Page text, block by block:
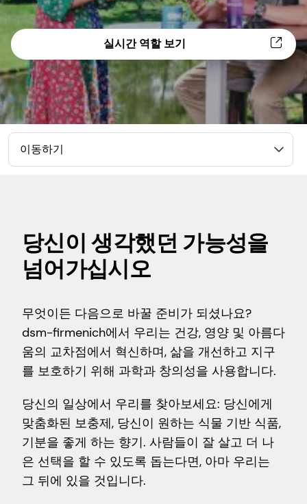
실시간 역할 보기
이동하기
당신이 생각했던 가능성을
넘어가십시오
무엇이든 다음으로 바꿀 준비가 되셨나요?
dsm-firmenich에서 우리는 건강, 영양 및 아름다
움의 교차점에서 혁신하며, 삶을 개선하고 지구
를 보호하기 위해 과학과 창의성을 사용합니다.
당신의 일상에서 우리를 찾아보세요: 당신에게
맞춤화된 보충제, 당신이 원하는 식물 기반 식품,
기분을 좋게 하는 향기. 사람들이 잘 살고 더 나
은 선택을 할 수 있도록 돕는다면, 아마 우리는
그 뒤에 있을 것입니다.